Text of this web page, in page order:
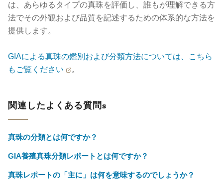
は、あらゆるタイプの真珠を評価し、誰もが理解できる方
法でその外観および品質を記述するための体系的な方法を
提供します。
GIAによる真珠の鑑別および分類方法については、こちら
もご覧ください
。
関連したよくある質問s
真珠の分類とは何ですか？
GIA養殖真珠分類レポートとは何ですか？
真珠レポートの「主に」は何を意味するのでしょうか？